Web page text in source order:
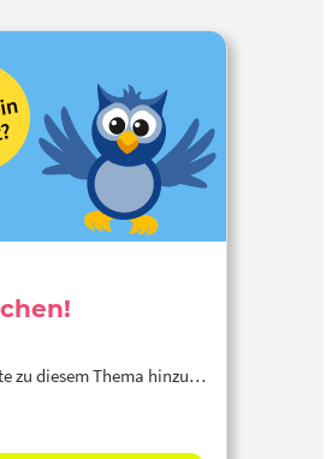
zu diesem Thema hinzu…